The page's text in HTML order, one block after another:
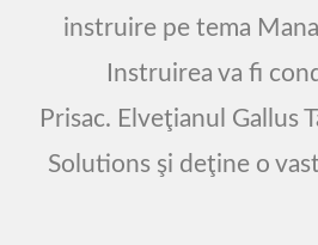
instruire pe tema
Instruirea va fi
Prisac. Elveţianul Gallus
Solutions şi deţine o